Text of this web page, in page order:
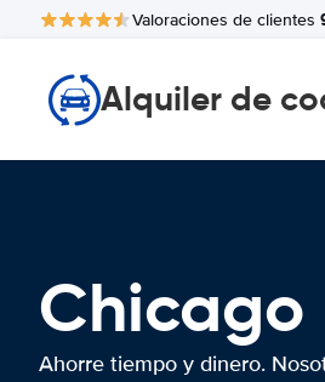
Valoraciones de clientes
Alquiler de
Chicago
Ahorre tiempo y dinero.